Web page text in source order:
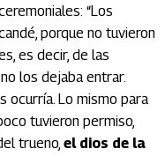
“Los
porque no tuvieron
es decir, de las
los dejaba entrar.
ocurría. Lo mismo para
tuvieron permiso,
trueno, el dios de la